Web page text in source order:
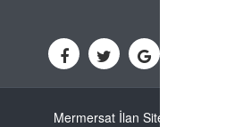
Mermersat İlan Sitesi